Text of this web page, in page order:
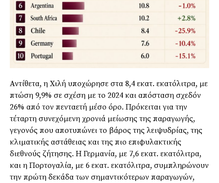
Αντίθετα, η Χιλή υποχώρησε στα 8,4 εκατ. εκατόλιτρα, με
πτώση 9,9% σε σχέση με το 2024 και απόσταση σχεδόν
26% από τον πενταετή μέσο όρο. Πρόκειται για την
τέταρτη συνεχόμενη χρονιά μείωσης της παραγωγής,
γεγονός που αποτυπώνει το βάρος της λειψυδρίας, της
κλιματικής αστάθειας και της πιο επιφυλακτικής
διεθνούς ζήτησης. Η Γερμανία, με 7,6 εκατ. εκατόλιτρα,
και η Πορτογαλία, με 6 εκατ. εκατόλιτρα, συμπληρώνουν
την πρώτη δεκάδα των σημαντικότερων παραγωγών,